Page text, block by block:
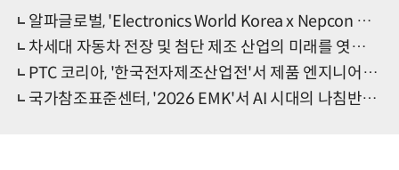
알파글로벌, 'Electronics World Korea x Nepcon Korea 2026' 참가 성료… 친환경 세정 솔루션 선보여
차세대 자동차 전장 및 첨단 제조 산업의 미래를 엿보다… “오토모티브월드코리아x한국전자제조산업전” 4월 8일 코엑스서 개최
PTC 코리아, '한국전자제조산업전'서 제품 엔지니어링 솔루션 소개
국가참조표준센터, '2026 EMK'서 AI 시대의 나침반 “K-참조표준” 제시